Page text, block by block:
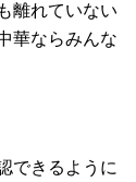
離れていない
華ならみんな
できるように